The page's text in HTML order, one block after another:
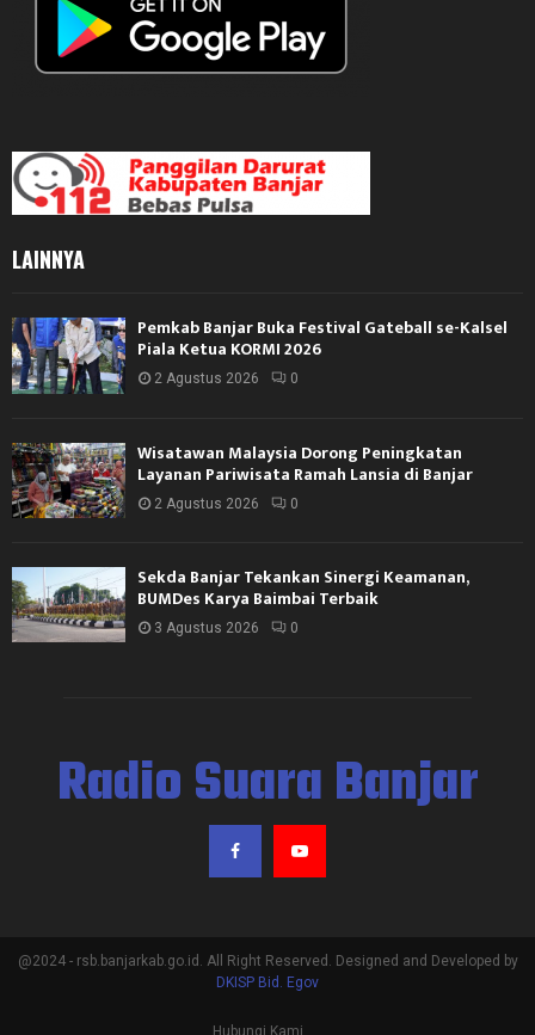
LAINNYA
Pemkab Banjar Buka Festival Gateball se-Kalsel
Piala Ketua KORMI 2026
2 Agustus 2026 0
Wisatawan Malaysia Dorong Peningkatan
Layanan Pariwisata Ramah Lansia di Banjar
2 Agustus 2026 0
Sekda Banjar Tekankan Sinergi Keamanan,
BUMDes Karya Baimbai Terbaik
3 Agustus 2026 0
Radio Suara Banjar
@2024 - rsb.banjarkab.go.id. All Right Reserved. Designed and Developed by
DKISP Bid. Egov